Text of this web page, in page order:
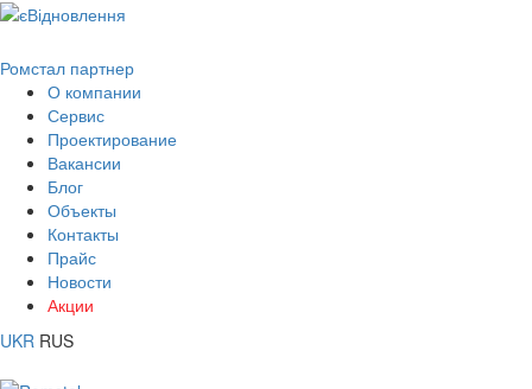
Ромстал партнер
О компании
Сервис
Проектирование
Вакансии
Блог
Объекты
Контакты
Прайс
Новости
Акции
UKR RUS